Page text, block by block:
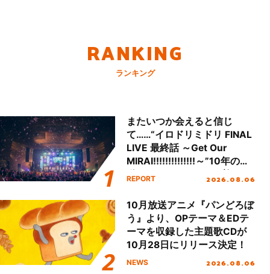
RANKING
ランキング
またいつか会えると信じ
て……“イロドリミドリ FINAL
LIVE 最終話 ～Get Our
MIRAI!!!!!!!!!!!!!!～”10年の活
動を経てファイナルを迎える
REPORT 2026.08.06
10月放送アニメ『パンどろぼ
う』より、OPテーマ＆EDテ
ーマを収録した主題歌CDが
10月28日にリリース決定！
NEWS 2026.08.06